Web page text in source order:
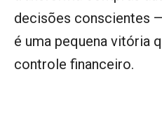
decisões conscientes
é uma pequena vitória
controle financeiro.